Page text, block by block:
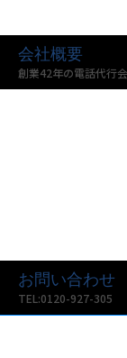
会社概要
創業42年の電話代行
お問い合わせ
TEL:0120-927-305